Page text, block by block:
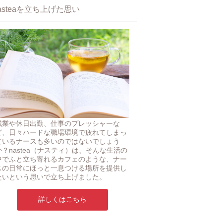
を立ち上げた思い
業や休日出勤、仕事のプレッシャーな
、日々ハードな職場環境で疲れてしまっ
いるナースも多いのではないでしょう
？nastea（ナスティ）は、そんな生活の
でふと立ち寄れるカフェのような、ナー
の日常にほっと一息つける場所を提供し
いという思いで立ち上げました。
詳しくはこちら